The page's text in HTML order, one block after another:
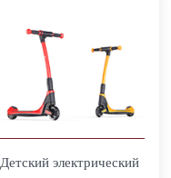
Детский электрический